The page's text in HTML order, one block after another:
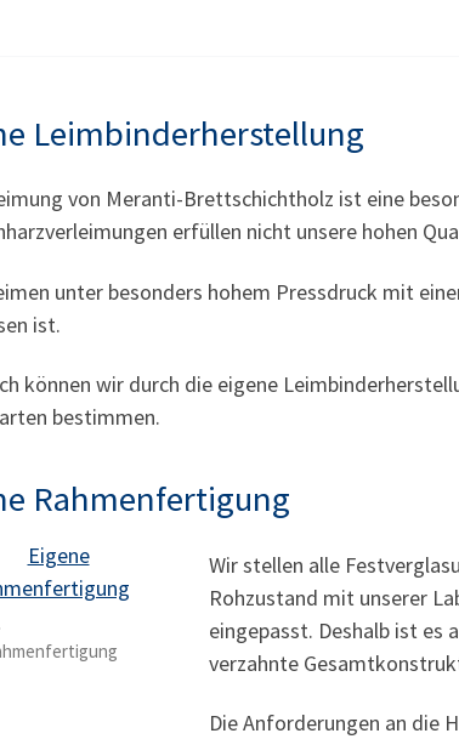
Leimbinderherstellung
von Meranti-Brettschichtholz ist eine
erfüllen nicht unsere hohen
unter besonders hohem Pressdruck mit
ist.
können wir durch die eigene
bestimmen.
Rahmenfertigung
Wir stellen alle
Rohzustand mit unserer
eingepasst. Deshalb ist es
verzahnte
Die Anforderungen an die